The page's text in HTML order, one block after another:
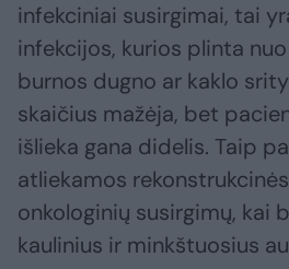
infekciniai susirgimai, tai
infekcijos, kurios plinta
burnos dugno ar kaklo
skaičius mažėja, bet
išlieka gana didelis. Taip
atliekamos
onkologinių susirgimų, kai
kaulinius ir minkštuosius